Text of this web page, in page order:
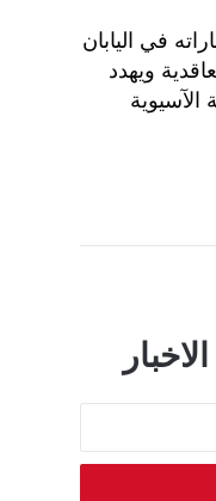
في اليابان
ويهدد
الآسيوية